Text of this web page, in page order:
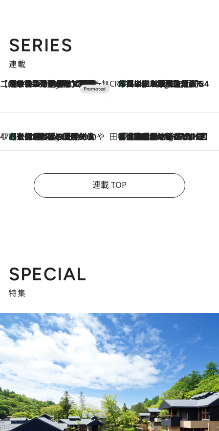
SERIES
連載
【CREA×星野リゾート】唯一無二。癒しと発見が待つ場所へ
4 Hours Ago
【トンボの足水浴】ヒノキの香りに包まれて涼感マックス！約13℃の湧水かけ流しを避暑地「星野温泉 トンボの湯」で体験 CREA'S CHOICE
6 Hours Ago
「立川にも歌舞伎があるんだよ」 片岡仁左衛門・市川中車ら豪華座組みで4年目の立川立飛歌舞伎へ
47都道府県の手みやげ ひんやりスイーツで夏を満喫
6 Hours Ago
【京都府】この夏絶対食べたい 冷やしておいしいおやつ3選 ひと口目から心を掴む新緑のテリーヌ 田中稲の勝手に再ブーム
11 Hours Ago
「湘南乃風に憧れて」観客大盛上がりの“タオル回し”に、ラッパー顔負けの高速歌唱まで…さだまさし（74）のアグレッシブすぎる現在地
連載 TOP
SPECIAL
特集